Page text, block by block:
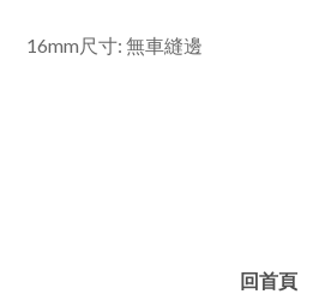
16mm尺寸: 無車縫邊
回首頁